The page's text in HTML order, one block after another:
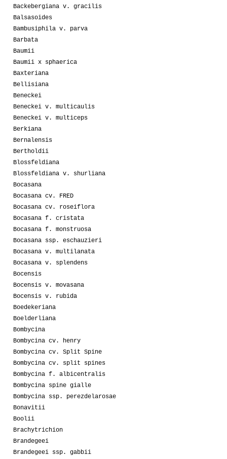
Backebergiana v. gracilis
Balsasoides
Bambusiphila v. parva
Barbata
Baumii
Baumii x sphaerica
Baxteriana
Bellisiana
Beneckei
Beneckei v. multicaulis
Beneckei v. multiceps
Berkiana
Bernalensis
Bertholdii
Blossfeldiana
Blossfeldiana v. shurliana
Bocasana
Bocasana cv. FRED
Bocasana cv. roseiflora
Bocasana f. cristata
Bocasana f. monstruosa
Bocasana ssp. eschauzieri
Bocasana v. multilanata
Bocasana v. splendens
Bocensis
Bocensis v. movasana
Bocensis v. rubida
Boedekeriana
Boelderliana
Bombycina
Bombycina cv. henry
Bombycina cv. Split Spine
Bombycina cv. split spines
Bombycina f. albicentralis
Bombycina spine gialle
Bombycina ssp. perezdelarosae
Bonavitii
Boolii
Brachytrichion
Brandegeei
Brandegeei ssp. gabbii